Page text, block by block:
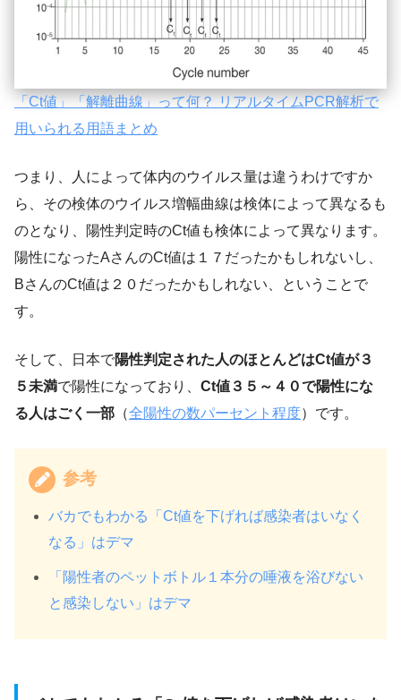
「Ct値」「解離曲線」って何？ リアルタイムPCR解析で
用いられる用語まとめ
つまり、人によって体内のウイルス量は違うわけですか
ら、その検体のウイルス増幅曲線は検体によって異なるも
のとなり、陽性判定時のCt値も検体によって異なります。
陽性になったAさんのCt値は１７だったかもしれないし、
BさんのCt値は２０だったかもしれない、ということで
す。
そして、日本で陽性判定された人のほとんどはCt値が３
５未満で陽性になっており、 Ct値３５～４０で陽性にな
る人はごく一部 （全陽性の数パーセント程度）です。
参考
バカでもわかる「Ct値を下げれば感染者はいなく
なる」はデマ
「陽性者のペットボトル１本分の唾液を浴びない
と感染しない」はデマ